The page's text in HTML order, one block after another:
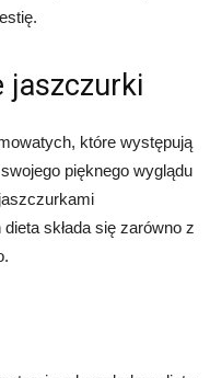
jaszczurki
które występują
pięknego wyglądu
składa się zarówno z